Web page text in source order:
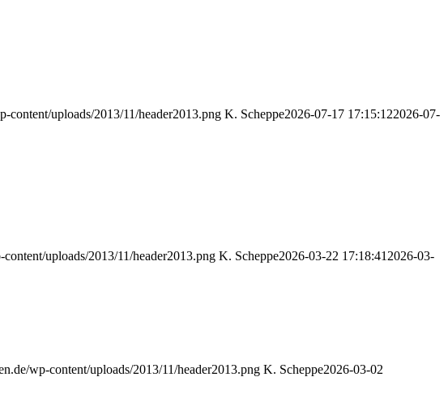
content/uploads/2013/11/header2013.png K. Scheppe2026-07-17 17:15:122026-07-
uploads/2013/11/header2013.png K. Scheppe2026-03-22 17:18:41 2026-03-
wp-content/uploads/2013/11/header2013.png K. Scheppe2026-03-02